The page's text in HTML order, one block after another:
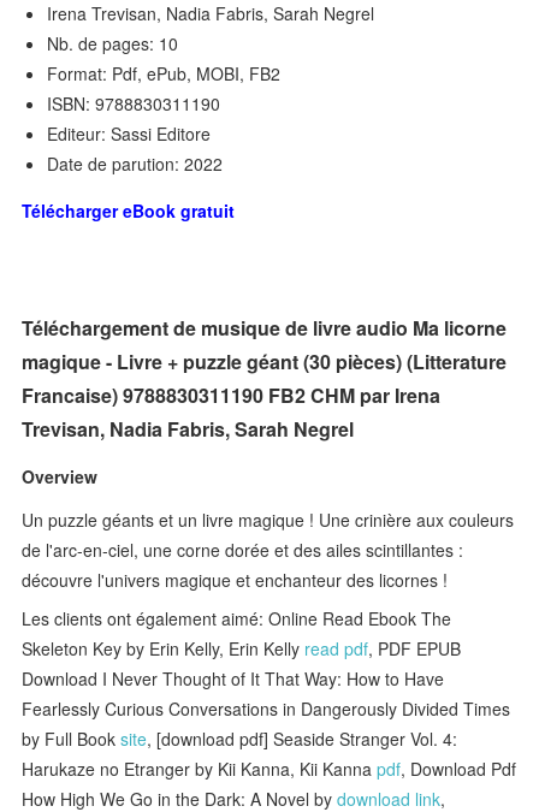
Irena Trevisan, Nadia Fabris, Sarah Negrel
Nb. de pages: 10
Format: Pdf, ePub, MOBI, FB2
ISBN: 9788830311190
Editeur: Sassi Editore
Date de parution: 2022
Télécharger eBook gratuit
Téléchargement de musique de livre audio Ma licorne
magique - Livre + puzzle géant (30 pièces) (Litterature
Francaise) 9788830311190 FB2 CHM par Irena
Trevisan, Nadia Fabris, Sarah Negrel
Overview
Un puzzle géants et un livre magique ! Une crinière aux couleurs
de l'arc-en-ciel, une corne dorée et des ailes scintillantes :
découvre l'univers magique et enchanteur des licornes !
Les clients ont également aimé: Online Read Ebook The
Skeleton Key by Erin Kelly, Erin Kelly read pdf, PDF EPUB
Download I Never Thought of It That Way: How to Have
Fearlessly Curious Conversations in Dangerously Divided Times
by Full Booksite, [download pdf] Seaside Stranger Vol. 4:
Harukaze no Etranger by Kii Kanna, Kii Kannapdf, Download Pdf
How High We Go in the Dark: A Novel bydownload link,